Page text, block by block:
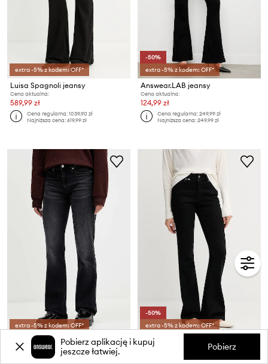
extra -5% z kodem: OFF*
Luisa Spagnoli jeansy
Cena aktualna:
589,99 zł
Cena regularna:1039,90 zł
Najniższa cena:619,99 zł
-50%
extra -5% z kodem: OFF*
Answear.LAB jeansy
Cena aktualna:
124,99 zł
Cena regularna:249,99 zł
Najniższa cena:249,99 zł
extra -5% z kodem: OFF*
Tommy Jeans jeansy
Cena aktualna:
239,99 zł
-50%
extra -5% z kodem: OFF*
United Colors of Benetton jeansy
Pobierz aplikację i kupuj
jeszcze łatwiej.
Pobierz